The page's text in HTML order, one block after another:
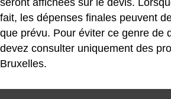
fait, les dépenses finales peuvent
que prévu. Pour éviter ce genre de
devez consulter uniquement des
Bruxelles.